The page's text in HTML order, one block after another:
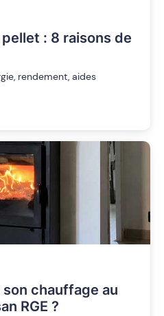
: 8 raisons de
rendement, aides
chauffage au
RGE ?